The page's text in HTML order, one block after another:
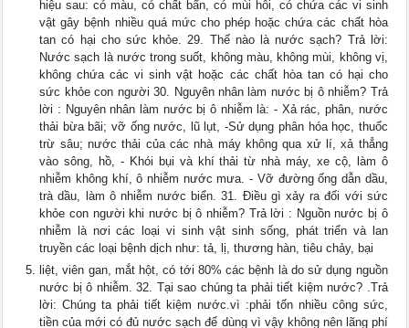
hiệu sau: có màu, có chất bẩn, có mùi hôi, có chứa các vi sinh
vật gây bệnh nhiều quá mức cho phép hoặc chứa các chất hòa
tan có hại cho sức khỏe. 29. Thế nào là nước sạch? Trả lời:
Nước sạch là nước trong suốt, không màu, không mùi, không vị,
không chứa các vi sinh vật hoặc các chất hòa tan có hại cho
sức khỏe con người 30. Nguyên nhân làm nước bị ô nhiễm? Trả
lời : Nguyên nhân làm nước bị ô nhiễm là: - Xả rác, phân, nước
thải bừa bãi; vỡ ống nước, lũ lụt, -Sử dụng phân hóa học, thuốc
trừ sâu; nước thải của các nhà máy không qua xử lí, xả thẳng
vào sông, hồ, - Khói bụi và khí thải từ nhà máy, xe cộ, làm ô
nhiễm không khí, ô nhiễm nước mưa. - Vỡ đường ống dẫn dầu,
trà dầu, làm ô nhiễm nước biển. 31. Điều gì xảy ra đối với sức
khỏe con người khi nước bị ô nhiễm? Trả lời : Nguồn nước bị ô
nhiễm là nơi các loại vi sinh vật sinh sống, phát triển và lan
truyền các loại bệnh dịch như: tả, lị, thương hàn, tiêu chảy, bại
liệt, viên gan, mắt hột, có tới 80% các bệnh là do sử dụng nguồn
nước bị ô nhiễm. 32. Tại sao chúng ta phải tiết kiệm nước? .Trả
lời: Chúng ta phải tiết kiệm nước.vì :phải tốn nhiều công sức,
tiền của mới có đủ nước sạch để dùng vì vậy không nên lãng phí